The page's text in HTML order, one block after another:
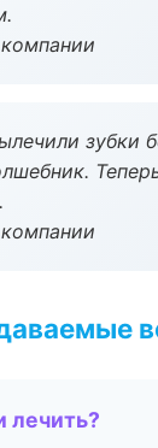
зубки
лечить?